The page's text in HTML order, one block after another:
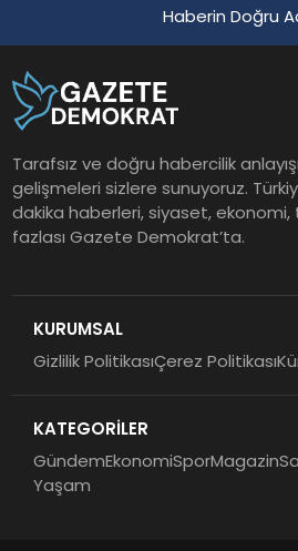
Haberin Doğru
Tarafsız ve doğru habercilik
gelişmeleri sizlere sunuyoruz.
dakika haberleri, siyaset,
fazlası Gazete Demokrat’ta.
KURUMSAL
Gizlilik PolitikasıÇerez Politikası
KATEGORİLER
GündemEkonomiSporMagazin
Yaşam